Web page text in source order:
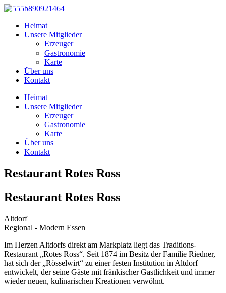
Zum
springenHeimat
Unsere Mitglieder
Erzeuger
Gastronomie
Karte
Über uns
Kontakt
Heimat
Unsere Mitglieder
Erzeuger
Gastronomie
Karte
Über uns
Kontakt
Restaurant Rotes Ross
Restaurant Rotes Ross
Altdorf
Regional - Modern Essen
Im Herzen Altdorfs direkt am Markplatz liegt das Traditions-
Restaurant „Rotes Ross“. Seit 1874 im Besitz der Familie Riedner,
hat sich der „Rösselwirt“ zu einer festen Institution in Altdorf
entwickelt, der seine Gäste mit fränkischer Gastlichkeit und immer
wieder neuen, kulinarischen Kreationen verwöhnt.